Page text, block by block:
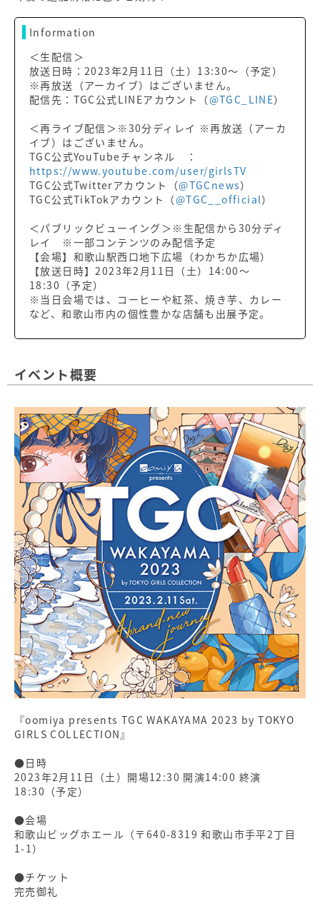
Information
＜生配信＞
放送日時：2023年2月11日（土）13:30〜（予定）
※再放送（アーカイブ）はございません。
配信先：TGC公式LINEアカウント（@TGC_LINE）
＜再ライブ配信＞※30分ディレイ ※再放送（アーカ
イブ）はございません。
TGC公式YouTubeチャンネル ：
https://www.youtube.com/user/girlsTV
TGC公式Twitterアカウント（@TGCnews）
TGC公式TikTokアカウント（@TGC__official）
＜パブリックビューイング＞※生配信から30分ディ
レイ ※一部コンテンツのみ配信予定
【会場】和歌山駅西口地下広場（わかちか広場）
【放送日時】2023年2月11日（土）14:00〜
18:30（予定）
※当日会場では、コーヒーや紅茶、焼き芋、カレー
など、和歌山市内の個性豊かな店舗も出展予定。
イベント概要
『oomiya presents TGC WAKAYAMA 2023 by TOKYO
GIRLS COLLECTION』
●日時
2023年2月11日（土）開場12:30 開演14:00 終演
18:30（予定）
●会場
和歌山ビッグホエール（〒640-8319 和歌山市手平2丁目
1-1）
●チケット
完売御礼